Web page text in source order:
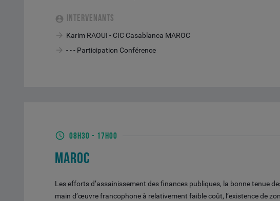
INTERVENANTS
Karim RAOUI - CIC Casablanca MAROC
- - - Participation Conférence
08H30 - 17H00
MAROC
Les efforts d’assainissement des finances publiques, la bonne tenue
main d’œuvre francophone à relativement faible coût, l’existence de